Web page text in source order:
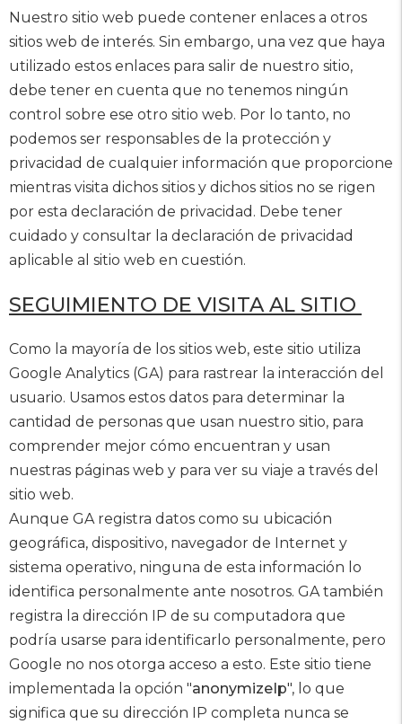
Nuestro sitio web puede contener enlaces a otros
sitios web de interés. Sin embargo, una vez que haya
utilizado estos enlaces para salir de nuestro sitio,
debe tener en cuenta que no tenemos ningún
control sobre ese otro sitio web. Por lo tanto, no
podemos ser responsables de la protección y
privacidad de cualquier información que proporcione
mientras visita dichos sitios y dichos sitios no se rigen
por esta declaración de privacidad. Debe tener
cuidado y consultar la declaración de privacidad
aplicable al sitio web en cuestión.
SEGUIMIENTO DE VISITA AL SITIO
Como la mayoría de los sitios web, este sitio utiliza
Google Analytics (GA) para rastrear la interacción del
usuario. Usamos estos datos para determinar la
cantidad de personas que usan nuestro sitio, para
comprender mejor cómo encuentran y usan
nuestras páginas web y para ver su viaje a través del
sitio web.
Aunque GA registra datos como su ubicación
geográfica, dispositivo, navegador de Internet y
sistema operativo, ninguna de esta información lo
identifica personalmente ante nosotros. GA también
registra la dirección IP de su computadora que
podría usarse para identificarlo personalmente, pero
Google no nos otorga acceso a esto. Este sitio tiene
implementada la opción "anonymizeIp", lo que
significa que su dirección IP completa nunca se